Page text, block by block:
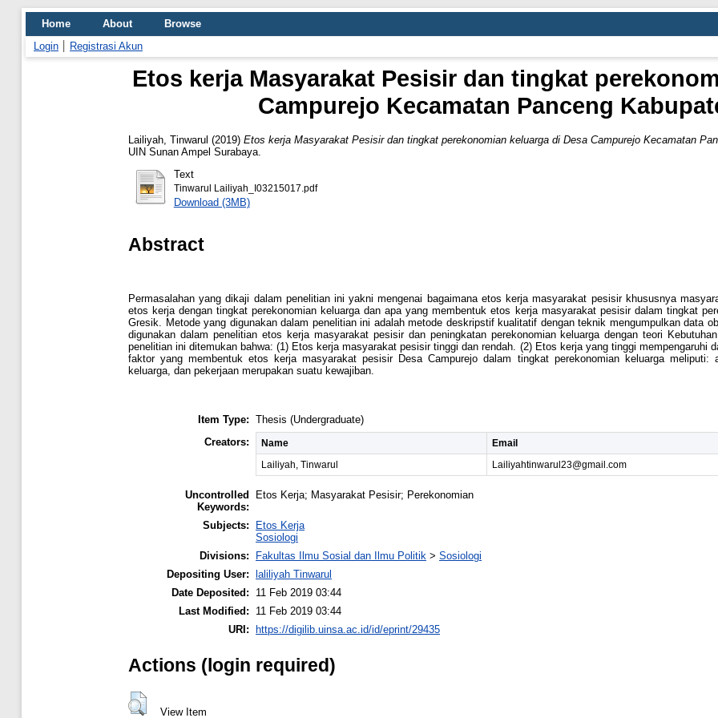
Home About
Browse
Login
Registrasi Akun
Etos kerja Masyarakat Pesisir dan tingkat
Campurejo Kecamatan Panceng
Lailiyah, Tinwarul (2019) Etos kerja Masyarakat Pesisir dan tingkat perekonomian keluarga di Desa Campurejo Kecamatan
UIN Sunan Ampel Surabaya.
Text
Tinwarul Lailiyah_I03215017.pdf
Download (3MB)
Abstract
Permasalahan yang dikaji dalam penelitian ini yakni mengenai bagaimana etos kerja masyarakat pesisir khususnya
etos kerja dengan tingkat perekonomian keluarga dan apa yang membentuk etos kerja masyarakat pesisir dalam tingkat
Gresik. Metode yang digunakan dalam penelitian ini adalah metode deskripstif kualitatif dengan teknik mengumpulkan data
digunakan dalam penelitian etos kerja masyarakat pesisir dan peningkatan perekonomian keluarga dengan teori
penelitian ini ditemukan bahwa: (1) Etos kerja masyarakat pesisir tinggi dan rendah. (2) Etos kerja yang tinggi mempengaruhi
faktor yang membentuk etos kerja masyarakat pesisir Desa Campurejo dalam tingkat perekonomian keluarga meliputi:
keluarga, dan pekerjaan merupakan suatu kewajiban.
Item Type: Thesis (Undergraduate)
Creators:
Name Email
Lailiyah, Tinwarul
Lailiyahtinwarul23@gmail.com
Uncontrolled
Keywords:
Etos Kerja; Masyarakat Pesisir; Perekonomian
Subjects:
Etos Kerja
Sosiologi
Divisions:
Fakultas Ilmu Sosial dan Ilmu Politik > Sosiologi
Depositing User:
laliliyah Tinwarul
Date Deposited:
11 Feb 2019 03:44
Last Modified:
11 Feb 2019 03:44
URI:
https://digilib.uinsa.ac.id/id/eprint/29435
Actions (login required)
View Item